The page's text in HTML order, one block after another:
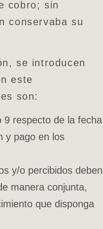
cobro; sin
conservaba su
se introducen
este
son:
9 respecto de la fecha
y pago en los
y/o percibidos deben
manera conjunta,
que disponga